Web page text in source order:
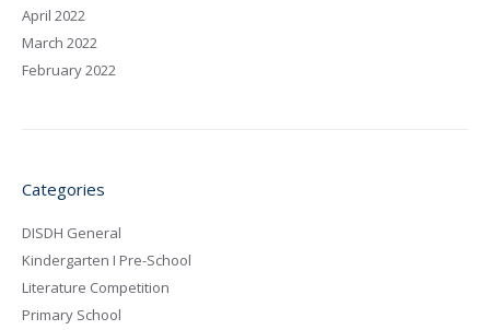
April 2022
March 2022
February 2022
Categories
DISDH General
Kindergarten I Pre-School
Literature Competition
Primary School